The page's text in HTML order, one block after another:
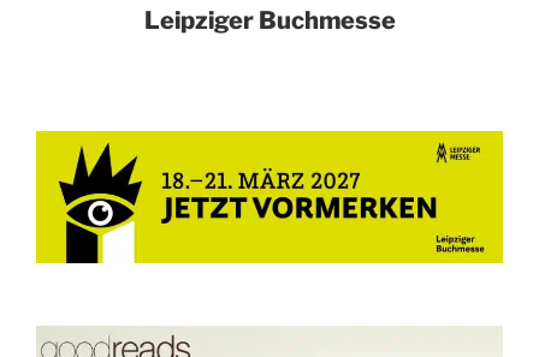
Leipziger Buchmesse